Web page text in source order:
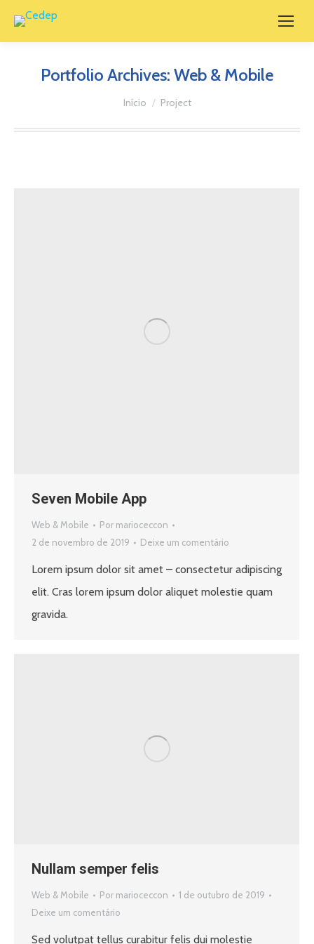
Portfolio Archives: Web & Mobile
Você está aqui:
Início Project
Seven Mobile App
Web & Mobile Por marioceccon
2 de novembro de 2019
Deixe um comentário
Lorem ipsum dolor sit amet – consectetur adipiscing
elit. Cras lorem ipsum dolor aliquet molestie quam
gravida.
Nullam semper felis
Web & Mobile Por marioceccon
1 de outubro de 2019
Deixe um comentário
Sed volutpat tellus curabitur felis dui molestie